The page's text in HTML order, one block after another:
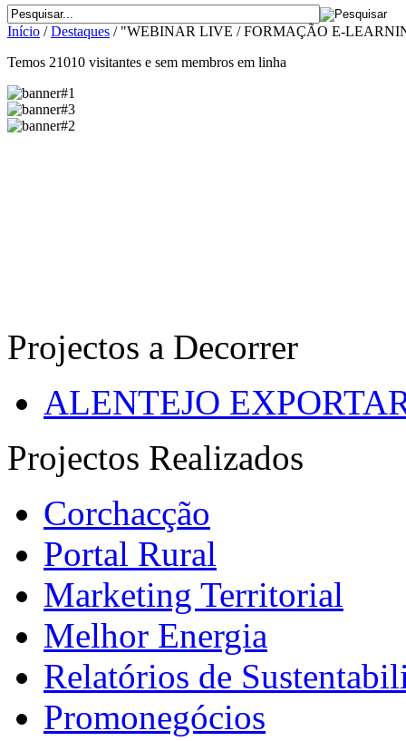
Início /Destaques / "WEBINAR LIVE / FORMAÇÃO E-
Temos 21010 visitantes e sem membros em linha
Projectos a Decorrer
ALENTEJO
Projectos Realizados
Corchacção
Portal Rural
Marketing Territorial
Melhor Energia
Relatórios de
Promonegócios